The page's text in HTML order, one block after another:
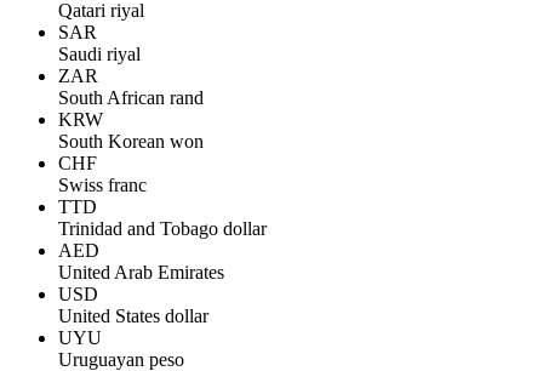
Qatari riyal
SAR
Saudi riyal
ZAR
South African rand
KRW
South Korean won
CHF
Swiss franc
TTD
Trinidad and Tobago dollar
AED
United Arab Emirates
USD
United States dollar
UYU
Uruguayan peso